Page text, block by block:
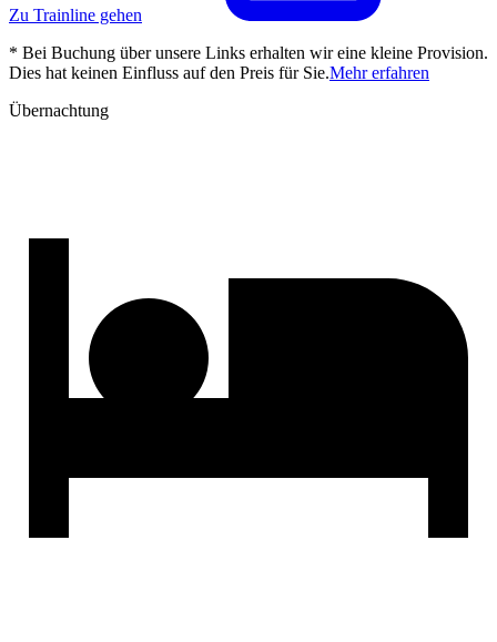
Zu Trainline gehen
* Bei Buchung über unsere Links erhalten wir eine kleine Provision.
Dies hat keinen Einfluss auf den Preis für Sie.Mehr erfahren
Übernachtung